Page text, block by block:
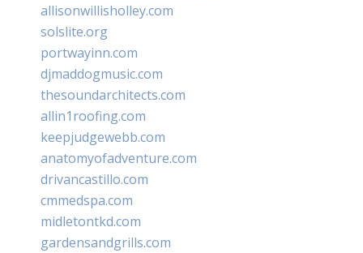
allisonwillisholley.com
solslite.org
portwayinn.com
djmaddogmusic.com
thesoundarchitects.com
allin1roofing.com
keepjudgewebb.com
anatomyofadventure.com
drivancastillo.com
cmmedspa.com
midletontkd.com
gardensandgrills.com